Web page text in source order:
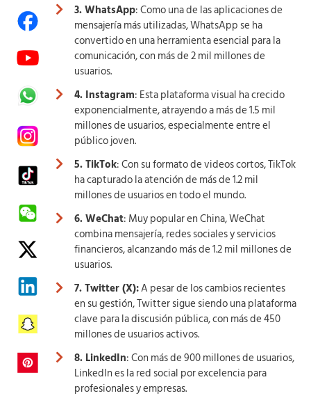
3. WhatsApp: Como una de las aplicaciones de
mensajería más utilizadas, WhatsApp se ha
convertido en una herramienta esencial para la
comunicación, con más de 2 mil millones de
usuarios.
4. Instagram: Esta plataforma visual ha crecido
exponencialmente, atrayendo a más de 1.5 mil
millones de usuarios, especialmente entre el
público joven.
5. TikTok: Con su formato de videos cortos, TikTok
ha capturado la atención de más de 1.2 mil
millones de usuarios en todo el mundo.
6. WeChat: Muy popular en China, WeChat
combina mensajería, redes sociales y servicios
financieros, alcanzando más de 1.2 mil millones de
usuarios.
7. Twitter (X):A pesar de los cambios recientes
en su gestión, Twitter sigue siendo una plataforma
clave para la discusión pública, con más de 450
millones de usuarios activos.
8. LinkedIn: Con más de 900 millones de usuarios,
LinkedIn es la red social por excelencia para
profesionales y empresas.